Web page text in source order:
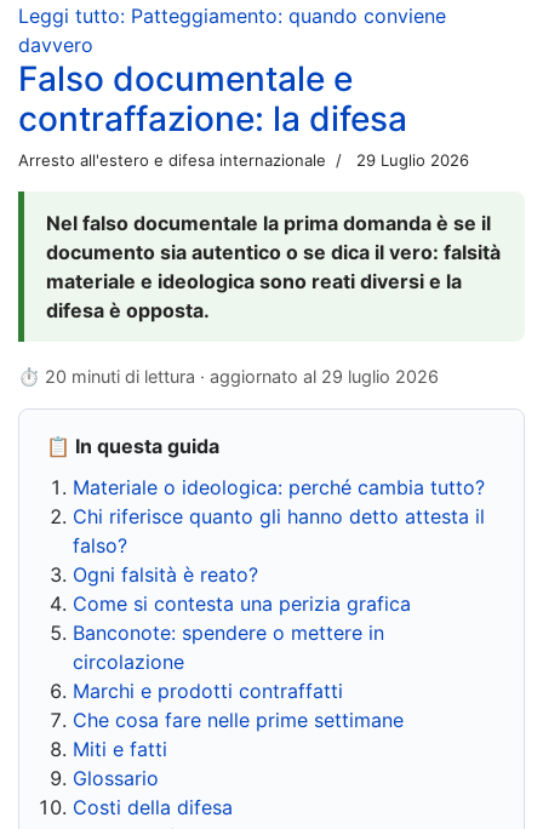
Leggi tutto: Patteggiamento: quando conviene
davvero
Falso documentale e
contraffazione: la difesa
Arresto all'estero e difesa internazionale 29 Luglio 2026
Nel falso documentale la prima domanda è se il
documento sia autentico o se dica il vero: falsità
materiale e ideologica sono reati diversi e la
difesa è opposta.
⏱ 20 minuti di lettura · aggiornato al 29 luglio 2026
📋 In questa guida
Materiale o ideologica: perché cambia tutto?
Chi riferisce quanto gli hanno detto attesta il
falso?
Ogni falsità è reato?
Come si contesta una perizia grafica
Banconote: spendere o mettere in
circolazione
Marchi e prodotti contraffatti
Che cosa fare nelle prime settimane
Miti e fatti
Glossario
Costi della difesa